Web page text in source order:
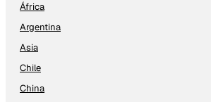
África
Argentina
Asia
Chile
China